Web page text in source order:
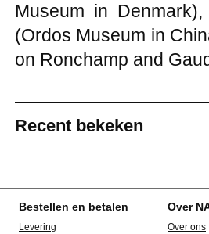
Museum in
(Ordos Museum in
on Ronchamp and
Recent bekeken
Bestellen en betalen
Levering
Over
Over ons